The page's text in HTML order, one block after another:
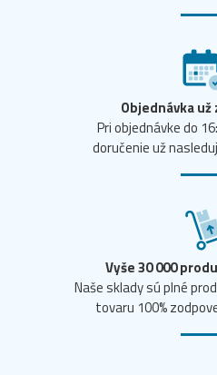
Objednávka
Pri objednávke do
doručenie už
Vyše 30 000
Naše sklady sú plné
tovaru 100%